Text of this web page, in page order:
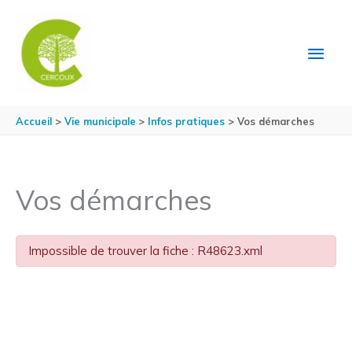
Accueil Vie municipale Infos pratiques Vos démarches
Vos démarches
Impossible de trouver la fiche : R48623.xml